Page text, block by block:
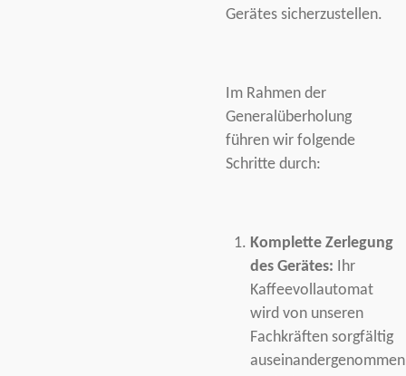
Gerätes sicherzustellen.
Im Rahmen der
Generalüberholung
führen wir folgende
Schritte durch:
Komplette Zerlegung
des Gerätes: Ihr
Kaffeevollautomat
wird von unseren
Fachkräften sorgfältig